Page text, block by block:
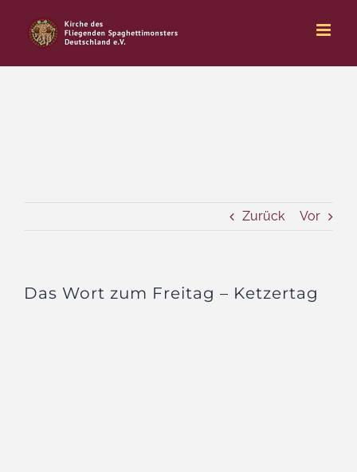
Inhalt
springen
Zurück Vor
Das Wort zum Freitag – Ketzertag